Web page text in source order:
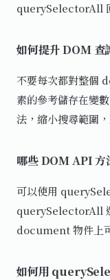
querySelectorAll
如何提升 DOM 查
不要每次都對整個
素的參考儲存在變
法，縮小搜尋範圍
哪些 DOM API 方
可以使用
querySelectorAll
document 物件上
如何用